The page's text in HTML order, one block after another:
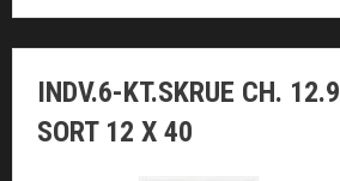
INDV.6-KT.SKRUE CH. 12.9
SORT 12 X 40